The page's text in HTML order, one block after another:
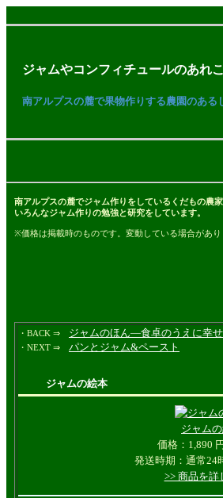
ジャムやコンフィチュールのあれ
南アルプスの麓で果物作りする農園のあ
南アルプスの麓でジャム作りをしているくだもの農
いろんなジャム作りの勉強と研究をしています。
※価格は掲載時のものです。変動している場合があり
・BACK ⇒ ジャムのほん―食卓のうえに幸
・NEXT ⇒ パンとジャム&ペースト
ジャムの絵本
ジャム
価格： 1,890
発送時期： 通常24
>> 商品を詳